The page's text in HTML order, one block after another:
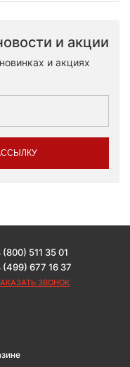
и акции
и акциях
(800) 511 35 01
(499) 677 16 37
ЗВОНОК